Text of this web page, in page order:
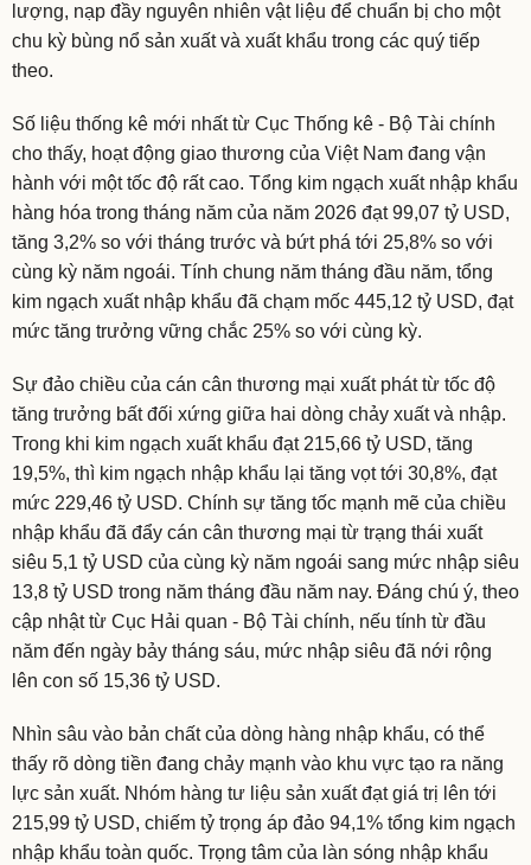
lượng, nạp đầy nguyên nhiên vật liệu để chuẩn bị cho một
chu kỳ bùng nổ sản xuất và xuất khẩu trong các quý tiếp
theo.
Số liệu thống kê mới nhất từ Cục Thống kê - Bộ Tài chính
cho thấy, hoạt động giao thương của Việt Nam đang vận
hành với một tốc độ rất cao. Tổng kim ngạch xuất nhập khẩu
hàng hóa trong tháng năm của năm 2026 đạt 99,07 tỷ USD,
tăng 3,2% so với tháng trước và bứt phá tới 25,8% so với
cùng kỳ năm ngoái. Tính chung năm tháng đầu năm, tổng
kim ngạch xuất nhập khẩu đã chạm mốc 445,12 tỷ USD, đạt
mức tăng trưởng vững chắc 25% so với cùng kỳ.
Sự đảo chiều của cán cân thương mại xuất phát từ tốc độ
tăng trưởng bất đối xứng giữa hai dòng chảy xuất và nhập.
Trong khi kim ngạch xuất khẩu đạt 215,66 tỷ USD, tăng
19,5%, thì kim ngạch nhập khẩu lại tăng vọt tới 30,8%, đạt
mức 229,46 tỷ USD. Chính sự tăng tốc mạnh mẽ của chiều
nhập khẩu đã đẩy cán cân thương mại từ trạng thái xuất
siêu 5,1 tỷ USD của cùng kỳ năm ngoái sang mức nhập siêu
13,8 tỷ USD trong năm tháng đầu năm nay. Đáng chú ý, theo
cập nhật từ Cục Hải quan - Bộ Tài chính, nếu tính từ đầu
năm đến ngày bảy tháng sáu, mức nhập siêu đã nới rộng
lên con số 15,36 tỷ USD.
Nhìn sâu vào bản chất của dòng hàng nhập khẩu, có thể
thấy rõ dòng tiền đang chảy mạnh vào khu vực tạo ra năng
lực sản xuất. Nhóm hàng tư liệu sản xuất đạt giá trị lên tới
215,99 tỷ USD, chiếm tỷ trọng áp đảo 94,1% tổng kim ngạch
nhập khẩu toàn quốc. Trọng tâm của làn sóng nhập khẩu